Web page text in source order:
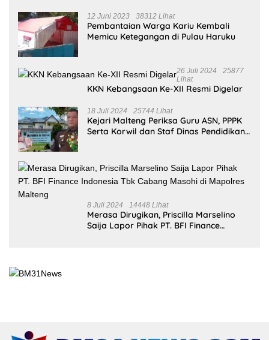
12 Juni 2023 38312 Lihat
Pembantaian Warga Kariu Kembali
Memicu Ketegangan di Pulau Haruku
26 Juli 2024
25877
Lihat
KKN Kebangsaan Ke-XII Resmi Digelar
18 Juli 2024 25744 Lihat
Kejari Malteng Periksa Guru ASN, PPPK
Serta Korwil dan Staf Dinas Pendidikan
8 Juli 2024 14448 Lihat
Merasa Dirugikan, Priscilla Marselino
Saija Lapor Pihak PT. BFI Finance